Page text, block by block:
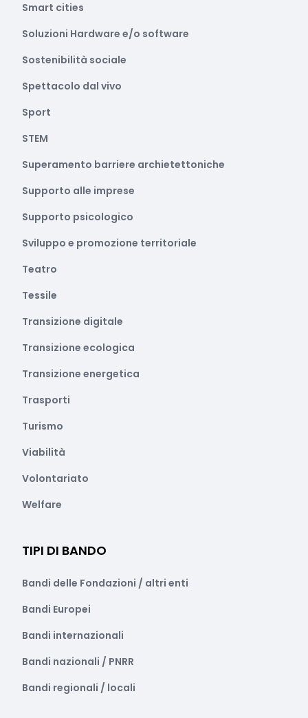
Smart cities
Soluzioni Hardware e/o software
Sostenibilità sociale
Spettacolo dal vivo
Sport
STEM
Superamento barriere archietettoniche
Supporto alle imprese
Supporto psicologico
Sviluppo e promozione territoriale
Teatro
Tessile
Transizione digitale
Transizione ecologica
Transizione energetica
Trasporti
Turismo
Viabilità
Volontariato
Welfare
TIPI DI BANDO
Bandi delle Fondazioni / altri enti
Bandi Europei
Bandi internazionali
Bandi nazionali / PNRR
Bandi regionali / locali